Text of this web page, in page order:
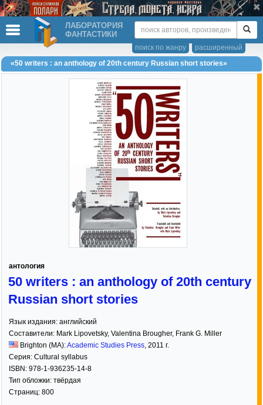
ЛАБОРАТОРИЯ
ФАНТАСТИКИ
расширенный
поиск по жанру
«50 writers : an anthology of 20th century Russian short stories»
антология
50 writers : an anthology of 20th century
Russian short stories
Язык издания: английский
Составители: Mark Lipovetsky, Valentina Brougher, Frank G. Miller
Brighton (MA):Academic Studies Press, 2011 г.
Серия: Cultural syllabus
ISBN: 978-1-936235-14-8
Тип обложки: твёрдая
Страниц: 800